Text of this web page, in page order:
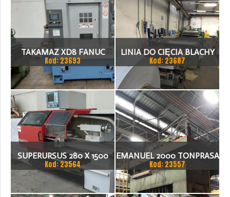
TAKAMAZ XD8 FANUC
21ITA TOKARKA CNC
Kod: 23693
LINIA DO CIĘCIA BLACHY
1.500 X 1,5 (2,5) MM
Kod: 23687
SUPERURSUS 280 X 1500
TOKARKA
Kod: 23564
EMANUEL 2000 TONPRASA
HYDRAULICZNA 3200 X
2000
Kod: 23557